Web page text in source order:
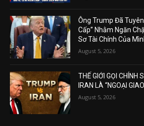
Ông Trump Đã
Cấp” Nhằm Ngăn
Sơ Tài Chính Của
August 5, 2026
THẾ GIỚI GỌI CHÍNH
IRAN LÀ “NGOẠI
August 5, 2026